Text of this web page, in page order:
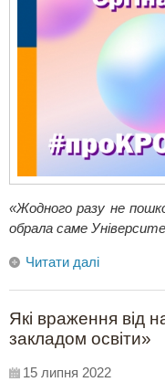
«Жодного разу не
обрала саме
Читати далі
Які враження від
закладом освіти»
15 липня 2022